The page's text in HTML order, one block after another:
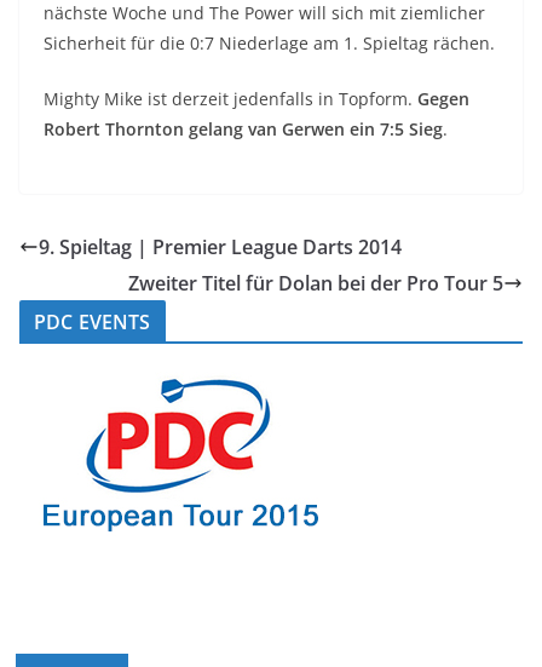
nächste Woche und The Power will sich mit ziemlicher
Sicherheit für die 0:7 Niederlage am 1. Spieltag rächen.
Mighty Mike ist derzeit jedenfalls in Topform. Gegen
Robert Thornton gelang van Gerwen ein 7:5 Sieg.
9. Spieltag | Premier League Darts 2014
Zweiter Titel für Dolan bei der Pro Tour 5
PDC EVENTS